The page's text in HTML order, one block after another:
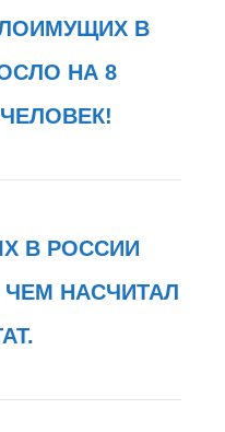
В
НА 8
В РОССИИ
НАСЧИТАЛ